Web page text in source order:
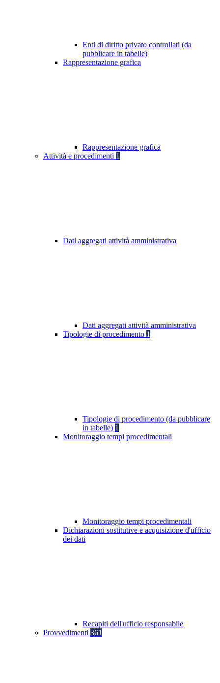
Enti di diritto privato controllati (da
pubblicare in tabelle)
Rappresentazione grafica
Rappresentazione grafica
Attività e procedimenti 1
Dati aggregati attività amministrativa
Dati aggregati attività amministrativa
Tipologie di procedimento 1
Tipologie di procedimento (da pubblicare
in tabelle) 1
Monitoraggio tempi procedimentali
Monitoraggio tempi procedimentali
Dichiarazioni sostitutive e acquisizione d'ufficio
dei dati
Recapiti dell'ufficio responsabile
Provvedimenti 361